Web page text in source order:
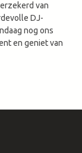
van
DJ-
nog ons
en geniet van